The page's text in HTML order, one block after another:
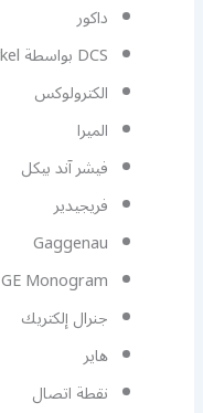
داكور
DCS بواسطة Fisher & Paykel
الكترولوكس
الميرا
فيشر آند بيكل
فريجيدير
Gaggenau
GE Monogram
جنرال إلكتريك
هاير
نقطة اتصال